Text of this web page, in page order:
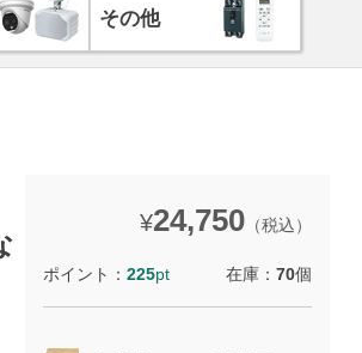
その他
¥24,750 （税込）
ポイント：225pt 在庫：70個